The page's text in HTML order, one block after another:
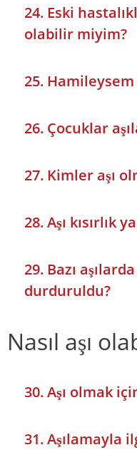
24. Eski
olabilir miyim?
25.
26. Çocuklar
27. Kimler aşı
28. Aşı kısırlık
29. Bazı
durduruldu?
Nasıl aşı
30. Aşı olmak
31. Aşılamayla